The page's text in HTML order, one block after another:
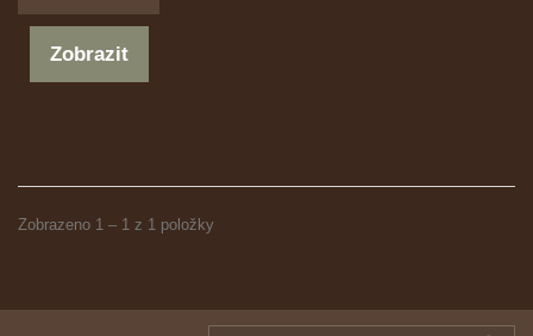
Zobrazit
Zobrazeno 1 – 1 z 1 položky